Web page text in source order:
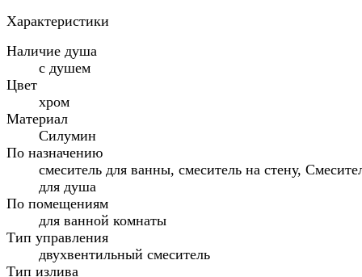
Характеристики
Наличие душа
с душем
Цвет
хром
Материал
Силумин
По назначению
смеситель для ванны, смеситель на стену,
для душа
По помещениям
для ванной комнаты
Тип управления
двухвентильный смеситель
Тип излива